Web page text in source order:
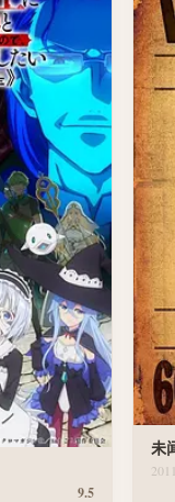
9.5
未
2011